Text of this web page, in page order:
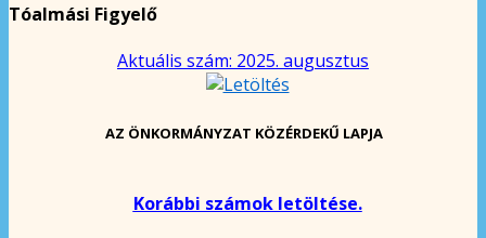
Tóalmási Figyelő
Aktuális szám: 2025. augusztus
AZ ÖNKORMÁNYZAT KÖZÉRDEKŰ LAPJA
Korábbi számok letöltése.